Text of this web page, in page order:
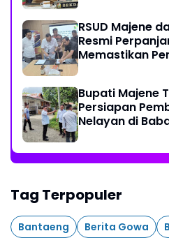
RSUD Majene
Resmi
Memastikan
Bupati Majene
Persiapan
Nelayan di
Tag Terpopuler
Bantaeng Berita Gowa